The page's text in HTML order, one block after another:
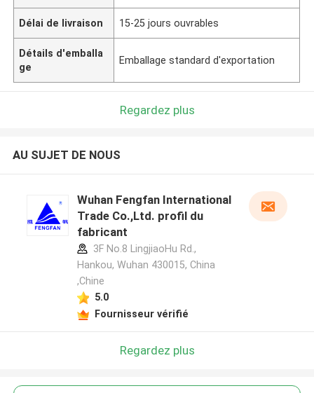
Délai de livraison 15-25 jours ouvrables
Détails d'emballa
ge
Emballage standard d'exportation
Regardez plus
AU SUJET DE NOUS
Wuhan Fengfan International
Trade Co.,Ltd. profil du
fabricant
3F No.8 LingjiaoHu Rd.,
Hankou, Wuhan 430015, China
,Chine
5.0
Fournisseur vérifié
Regardez plus